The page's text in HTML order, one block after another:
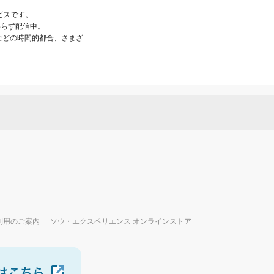
です。
ず配信中。
の時間的都合、さまざ
用のご案内 ソウ・エクスペリエンス オンラインストア